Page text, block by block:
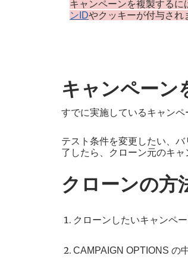
キャンペーンを複製する
ンIDやクッキーが付与され
キャンペーン
すでに実施しているキャン
テスト条件を変更したい、
了したら、クローン元のキ
クローンの方
クローンしたいキャンペ
CAMPAIGN OPTIONS の